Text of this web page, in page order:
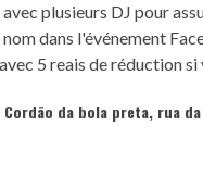
plusieurs DJ pour
dans l'événement
5 reais de réduction
da bola preta, rua